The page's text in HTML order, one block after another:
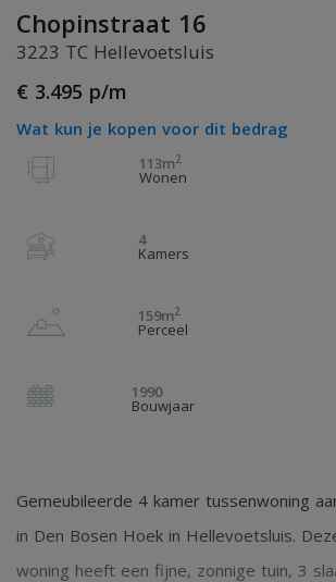
Chopinstraat 16
3223 TC Hellevoetsluis
€ 3.495 p/m
Wat kun je kopen voor dit bedrag
113m2
Wonen
4
Kamers
159m2
Perceel
1990
Bouwjaar
Gemeubileerde 4 kamer tussenwoning
in Den Bosen Hoek in Hellevoetsluis.
woning heeft een fijne, zonnige tuin, 3